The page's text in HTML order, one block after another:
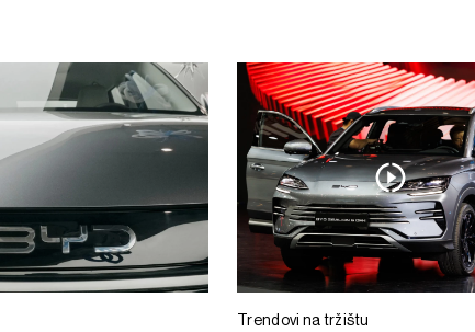
Trendovi na tržištu